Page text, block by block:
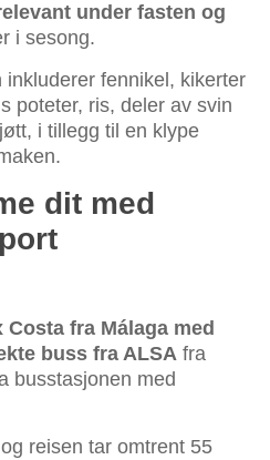
under fasten og
i sesong.
fennikel, kikerter
poteter, ris, deler av svin
i tillegg til en klype
dit med
fra Málaga med
buss fra ALSA fra
busstasjonen med
reisen tar omtrent 55